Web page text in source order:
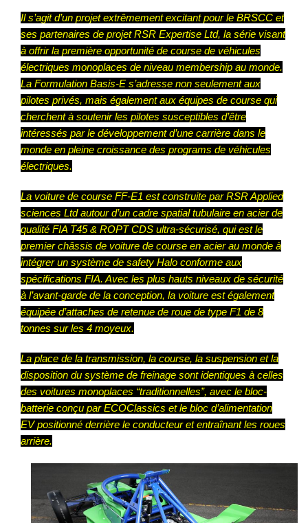
Il s’agit d’un projet extrêmement excitant pour le BRSCC et
ses partenaires de projet RSR Expertise Ltd, la série visant
à offrir la première opportunité de course de véhicules
électriques monoplaces de niveau membership au monde.
La Formulation Basis-E s’adresse non seulement aux
pilotes privés, mais également aux équipes de course qui
cherchent à soutenir les pilotes susceptibles d’être
intéressés par le développement d’une carrière dans le
monde en pleine croissance des programs de véhicules
électriques.
La voiture de course FF-E1 est construite par RSR Applied
sciences Ltd autour d’un cadre spatial tubulaire en acier de
qualité FIA T45 & ROPT CDS ultra-sécurisé, qui est le
premier châssis de voiture de course en acier au monde à
intégrer un système de safety Halo conforme aux
spécifications FIA. Avec les plus hauts niveaux de sécurité
à l’avant-garde de la conception, la voiture est également
équipée d’attaches de retenue de roue de type F1 de 8
tonnes sur les 4 moyeux.
La place de la transmission, la course, la suspension et la
disposition du système de freinage sont identiques à celles
des voitures monoplaces “traditionnelles”, avec le bloc-
batterie conçu par ECOClassics et le bloc d’alimentation
EV positionné derrière le conducteur et entraînant les roues
arrière.